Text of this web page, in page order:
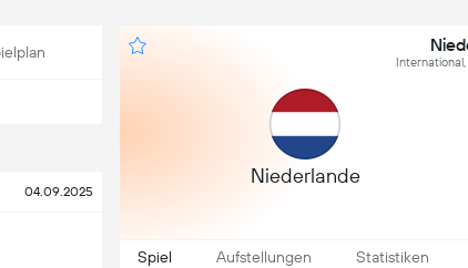
04.09.2025
Niederlande
Spiel Aufstellungen Statistiken